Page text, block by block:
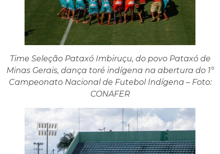
Time Seleção Pataxó Imbiruçu, do povo Pataxó de
Minas Gerais, dança toré indígena na abertura do 1°
Campeonato Nacional de Futebol Indígena – Foto:
CONAFER